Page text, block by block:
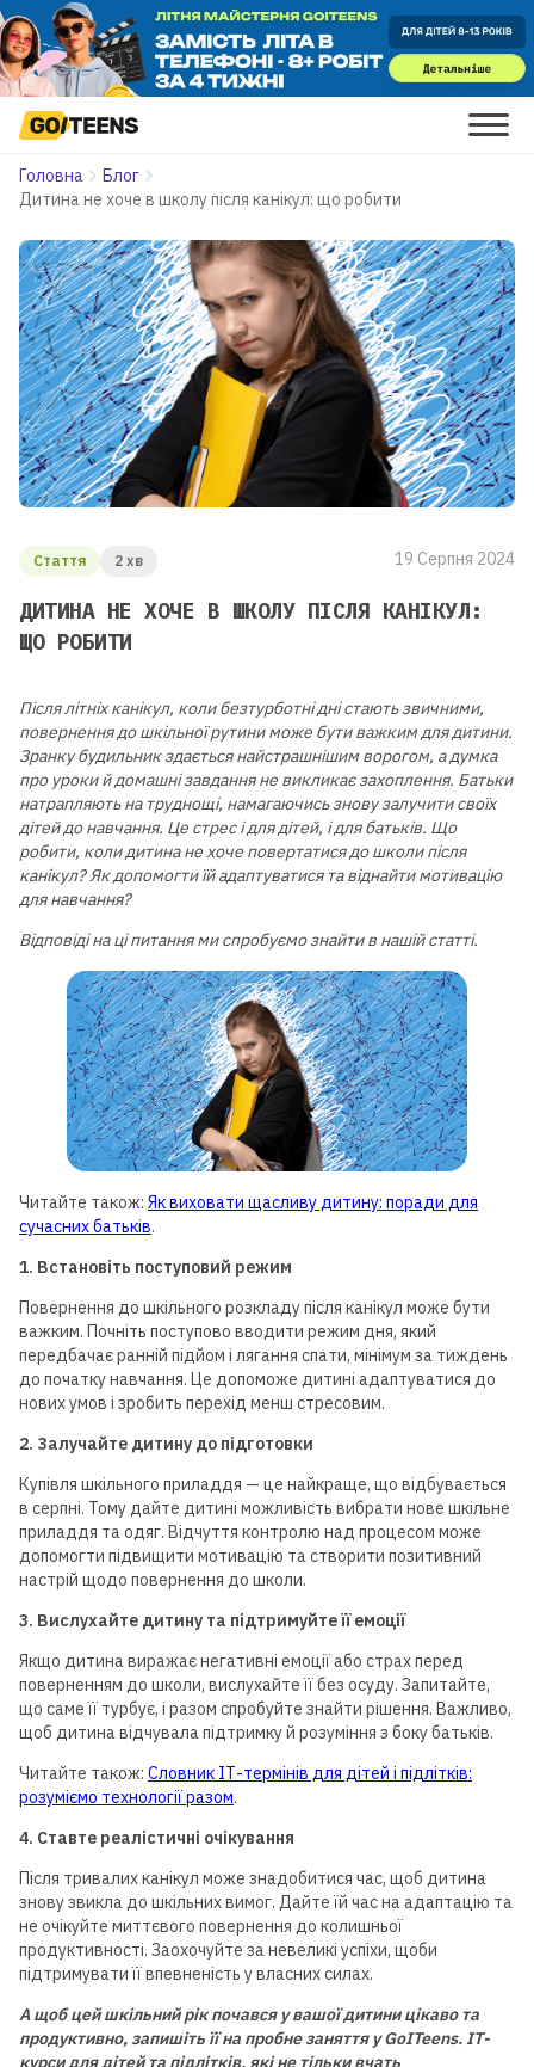
Головна
Блог
Дитина не хоче в школу після канікул: що робити
Стаття 2 хв 19 Серпня 2024
ДИТИНА НЕ ХОЧЕ В ШКОЛУ ПІСЛЯ КАНІКУЛ:
ЩО РОБИТИ
Після літніх канікул, коли безтурботні дні стають звичними,
повернення до шкільної рутини може бути важким для дитини.
Зранку будильник здається найстрашнішим ворогом, а думка
про уроки й домашні завдання не викликає захоплення. Батьки
натрапляють на труднощі, намагаючись знову залучити своїх
дітей до навчання. Це стрес і для дітей, і для батьків. Що
робити, коли дитина не хоче повертатися до школи після
канікул? Як допомогти їй адаптуватися та віднайти мотивацію
для навчання?
Відповіді на ці питання ми спробуємо знайти в нашій статті.
Читайте також: Як виховати щасливу дитину: поради для
сучасних батьків.
1. Встановіть поступовий режим
Повернення до шкільного розкладу після канікул може бути
важким. Почніть поступово вводити режим дня, який
передбачає ранній підйом і лягання спати, мінімум за тиждень
до початку навчання. Це допоможе дитині адаптуватися до
нових умов і зробить перехід менш стресовим.
2. Залучайте дитину до підготовки
Купівля шкільного приладдя — це найкраще, що відбувається
в серпні. Тому дайте дитині можливість вибрати нове шкільне
приладдя та одяг. Відчуття контролю над процесом може
допомогти підвищити мотивацію та створити позитивний
настрій щодо повернення до школи.
3. Вислухайте дитину та підтримуйте її емоції
Якщо дитина виражає негативні емоції або страх перед
поверненням до школи, вислухайте її без осуду. Запитайте,
що саме її турбує, і разом спробуйте знайти рішення. Важливо,
щоб дитина відчувала підтримку й розуміння з боку батьків.
Читайте також: Словник ІТ-термінів для дітей і підлітків:
розуміємо технології разом.
4. Ставте реалістичні очікування
Після тривалих канікул може знадобитися час, щоб дитина
знову звикла до шкільних вимог. Дайте їй час на адаптацію та
не очікуйте миттєвого повернення до колишньої
продуктивності. Заохочуйте за невеликі успіхи, щоби
підтримувати її впевненість у власних силах.
А щоб цей шкільний рік почався у вашої дитини цікаво та
продуктивно, запишіть її на пробне заняття у GoITeens. ІТ-
курси для дітей та підлітків, які не тільки вчать